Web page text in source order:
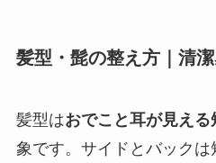
髪型・髭の整え方｜清
髪型はおでこと耳が見え
象です。サイドとバック